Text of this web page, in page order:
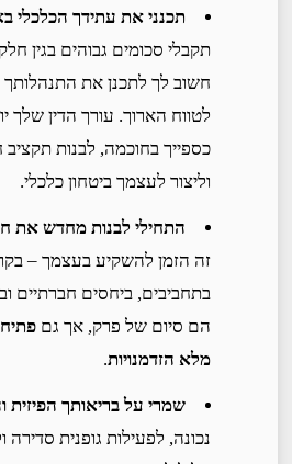
תכנני את עתידך הכלכלי
תקבלי סכומים גבוהים בגין
חשוב לך לתכנן את התנהלותך
לטווח הארוך. עורך הדין שלך
כספייך בחוכמה, לבנות
וליצור לעצמך ביטחון כלכלי.
התחילי לבנות מחדש את
זה הזמן להשקיע בעצמך –
בתחביבים, ביחסים חברתיים
הם סיום של פרק, אך גם
מלא הזדמנויות.
שמרי על בריאותך הפיזית
נכונה, לפעילות גופנית